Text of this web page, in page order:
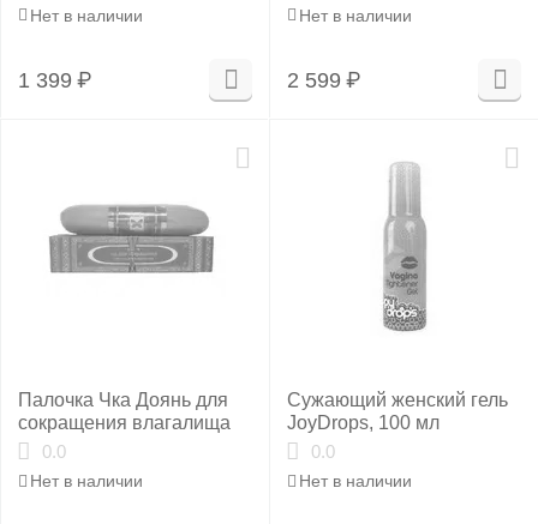
Нет в наличии
1 399 ₽
Нет в наличии
2 599 ₽
Палочка Чка Доянь для
сокращения влагалища
0.0
Нет в наличии
Сужающий женский гель
JoyDrops, 100 мл
0.0
Нет в наличии